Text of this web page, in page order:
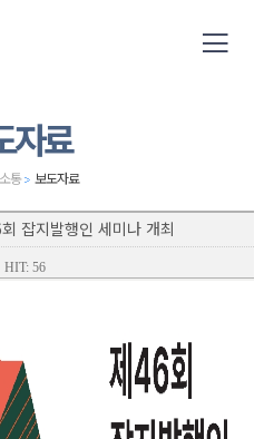
는 삶
지 방문을 환영합니다.
자료
통 보도자료
잡지발행인 세미나 개최
HIT: 56